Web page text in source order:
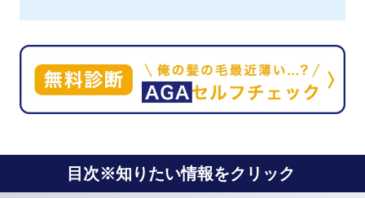
目次※知りたい情報をクリック